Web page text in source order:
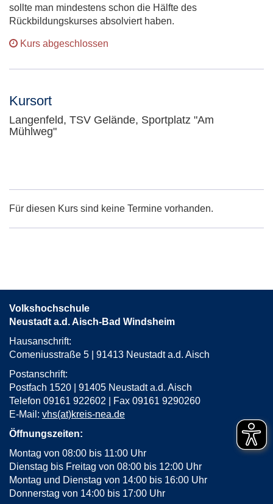
sollte man mindestens schon die Hälfte des
Rückbildungskurses absolviert haben.
Kurs abgeschlossen
Kursort
Langenfeld, TSV Gelände, Sportplatz "Am
Mühlweg"
Für diesen Kurs sind keine Termine vorhanden.
Volkshochschule
Neustadt a.d. Aisch-Bad Windsheim
Hausanschrift:
Comeniusstraße 5 | 91413 Neustadt a.d. Aisch
Postanschrift:
Postfach 1520 | 91405 Neustadt a.d. Aisch
Telefon 09161 922602 | Fax 09161 9290260
E-Mail: vhs(at)kreis-nea.de
Öffnungszeiten:
Montag von 08:00 bis 11:00 Uhr
Dienstag bis Freitag von 08:00 bis 12:00 Uhr
Montag und Dienstag von 14:00 bis 16:00 Uhr
Donnerstag von 14:00 bis 17:00 Uhr